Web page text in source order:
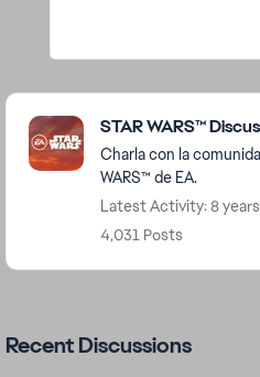
Featured Places
STAR WARS™
Charla con la
WARS™ de EA.
Latest Activity: 8
4,031 Posts
Recent Discussions